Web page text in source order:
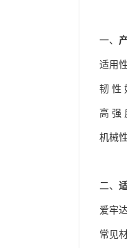
一、
适用
韧 性
高 强
机械
二、
爱牢
常见